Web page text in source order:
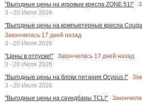
"Выгодные цены на игровые кресла ZONE 51!"
3 - 20 Июля 2026
"Выгодные цены на компьютерные кресла
Закончилась 17 дней назад
3 - 20 Июля 2026
"Цены в отпуске!"
Закончилась 17 дней назад
3 - 20 Июля 2026
"Выгодные цены на блоки питания Ocypus !"
3 - 20 Июля 2026
"Выгодные цены на саундбары TCL!"